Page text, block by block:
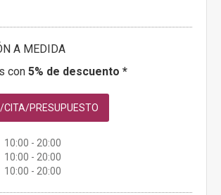
A MEDIDA
con 5% de descuento *
CITA/PRESUPUESTO
10:00 - 20:00
10:00 - 20:00
10:00 - 20:00